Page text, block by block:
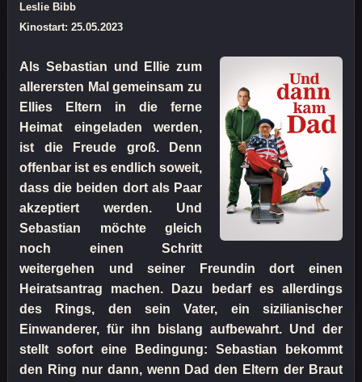
Leslie Bibb
Kinostart: 25.05.2023
Als Sebastian und Ellie zum
allerersten Mal gemeinsam zu
Ellies Eltern in die ferne
Heimat eingeladen werden,
ist die Freude groß. Denn
offenbar ist es endlich soweit,
dass die beiden dort als Paar
akzeptiert werden. Und
Sebastian möchte gleich
noch einen Schritt
weitergehen und seiner Freundin dort einen
Heiratsantrag machen. Dazu bedarf es allerdings
des Rings, den sein Vater, ein sizilianischer
Einwanderer, für ihn bislang aufbewahrt. Und der
stellt sofort eine Bedingung: Sebastian bekommt
den Ring nur dann, wenn Dad den Eltern der Braut